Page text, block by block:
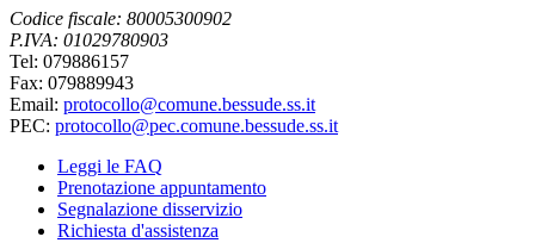
Codice fiscale: 80005300902
P.IVA: 01029780903
Tel: 079886157
Fax: 079889943
Email: protocollo@comune.bessude.ss.it
PEC: protocollo@pec.comune.bessude.ss.it
Leggi le FAQ
Prenotazione appuntamento
Segnalazione disservizio
Richiesta d'assistenza